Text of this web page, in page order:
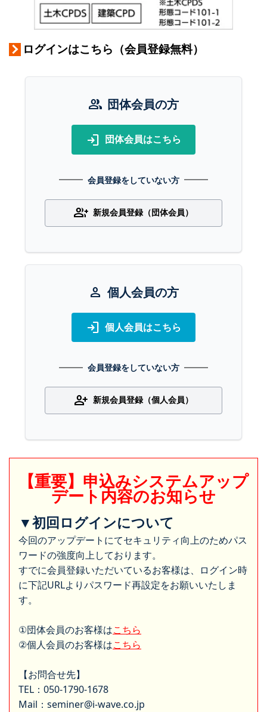
ログインはこちら（会員登録無料）
group 団体会員の方
login 団体会員はこちら
会員登録をしていない方
group_add 新規会員登録（団体会員）
person 個人会員の方
login 個人会員はこちら
会員登録をしていない方
person_add 新規会員登録（個人会員）
【重要】申込みシステムアップ
デート内容のお知らせ
▼初回ログインについて
今回のアップデートにてセキュリティ向上のためパス
ワードの強度向上しております。
すでに会員登録いただいているお客様は、ログイン時
に下記URLよりパスワード再設定をお願いいたしま
す。
①団体会員のお客様はこちら
②個人会員のお客様はこちら
【お問合せ先】
TEL：050-1790-1678
Mail：seminer@i-wave.co.jp